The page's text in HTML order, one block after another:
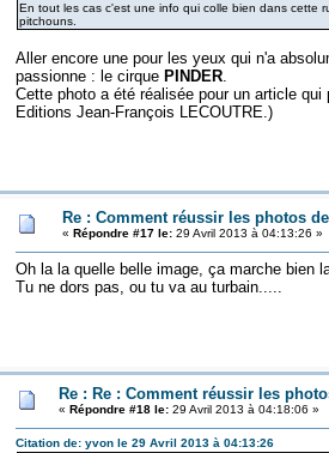
En tout les cas c'est une info qui colle bien dans cette
pitchouns.
Aller encore une pour les yeux qui n'a
passionne : le cirque PINDER.
Cette photo a été réalisée pour un article
Editions Jean-François LECOUTRE.)
Re : Comment réussir les photos
« Répondre #17 le:29 Avril 2013 à 04:13:26 »
Oh la la quelle belle image, ça marche bien
Tu ne dors pas, ou tu va au turbain.....
Re : Re : Comment réussir les
« Répondre #18 le:29 Avril 2013 à 04:18:06 »
Citation de: yvon le 29 Avril 2013 à 04:13:26